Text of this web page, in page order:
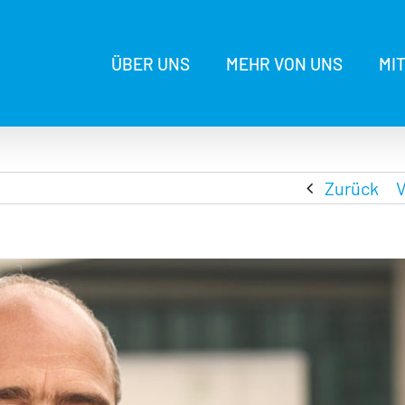
ÜBER UNS MEHR VON UNS
Zurück